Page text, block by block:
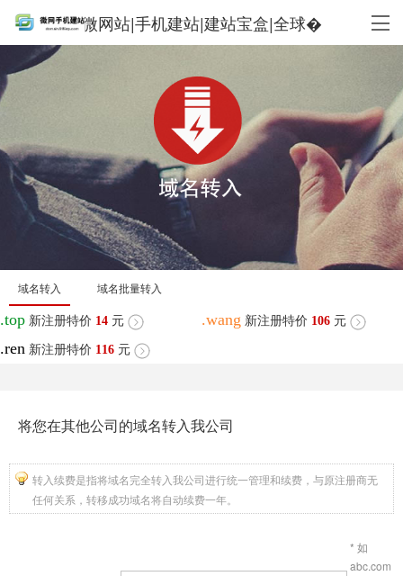
微网站|手机建站|建站宝盒|全球�
域名转入 域名批量转入
.top 新注册特价 14 元 .wang 新注册特价 106 元
.ren 新注册特价 116 元
将您在其他公司的域名转入我公司
转入续费是指将域名完全转入我公司进行统一管理和续费，与原注册商无
任何关系，转移成功域名将自动续费一年。
* 如
abc.com